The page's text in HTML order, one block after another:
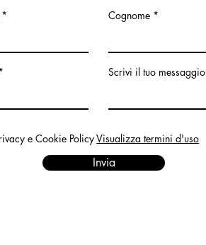
Cognome
Scrivi il tuo messaggio
e Cookie PolicyVisualizza termini d'uso
Invia